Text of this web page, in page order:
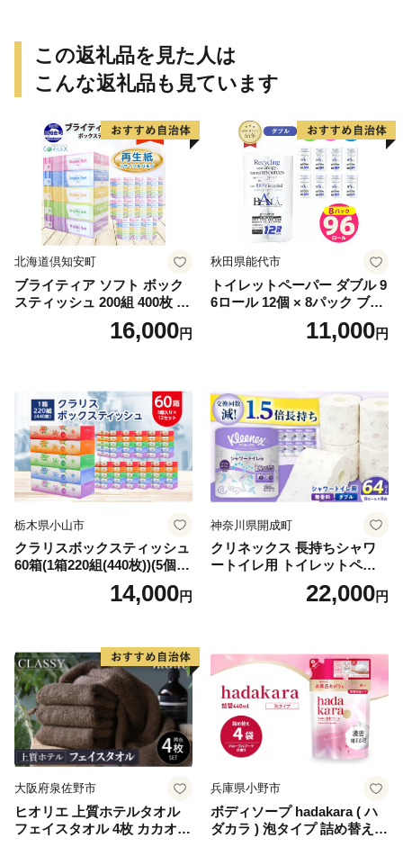
この返礼品を見た人は
こんな返礼品も見ています
北海道倶知安町
ブライティア ソフト ボック
スティッシュ 200組 400枚 60
箱 日本製 まとめ買い ティッ
シュ リサイクル 長持 防災 常
倶知安町 日用品
16,000円
秋田県能代市
トイレットペーパー ダブル 9
6ロール 12個 × 8パック ブラ
ンカ 再生紙 100％ 芯あり 日
用品 消耗品 無香料 生活用品
11,000円
栃木県小山市
クラリスボックスティッシュ
60箱(1箱220組(440枚))(5個入
り×12セット)【1256759】
14,000円
神奈川県開成町
クリネックス 長持ちシャワ
ートイレ用 トイレットペー
パー（ダブル）64ロール(8ロ
ール×8パック) 開成町 トイレ
蓄 防災 エコ 消耗品 生活雑貨
生活用品 無香料 トイレット
ペーパー ダブル といれっと
ぺーぱー トイレ クレシア ト
イレットペーパー [BDBH002
-1]
22,000円
大阪府泉佐野市
ヒオリエ 上質ホテルタオル
フェイスタオル 4枚 カカオ
兵庫県小野市
ボディソープ hadakara ( ハ
ダカラ ) 泡タイプ 詰め替え 4